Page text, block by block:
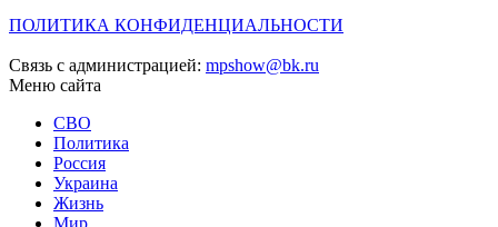
ПОЛИТИКА КОНФИДЕНЦИАЛЬНОСТИ
Связь с администрацией: mpshow@bk.ru
Меню сайта
СВО
Политика
Россия
Украина
Жизнь
Мир